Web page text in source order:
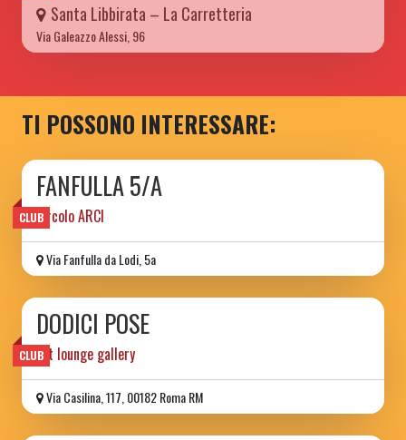
Santa Libbirata – La Carretteria
Via Galeazzo Alessi, 96
TI POSSONO INTERESSARE:
CLUB
FANFULLA 5/A
circolo ARCI
Via Fanfulla da Lodi, 5a
CLUB
DODICI POSE
art lounge gallery
Via Casilina, 117, 00182 Roma RM